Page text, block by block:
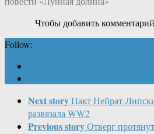
Чтобы добавить
Follow:
Next storyПакт Нейрат-
развязала WW2
Previous storyОтверг